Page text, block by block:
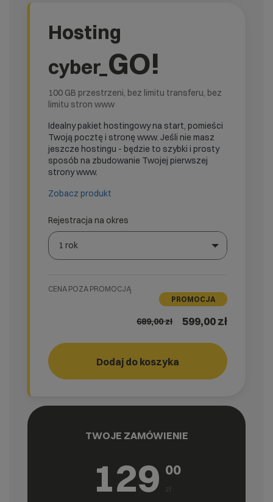
Hosting
cyber_ GO!
100 GB przestrzeni, bez limitu transferu, bez
limitu stron www
Idealny pakiet hostingowy na start, pomieści
Twoją pocztę i stronę www. Jeśli nie masz
jeszcze hostingu - będzie to szybki i prosty
sposób na zbudowanie Twojej pierwszej
strony www.
Zobacz produkt
Rejestracja na okres
1 rok
CENA POZA PROMOCJĄ
PROMOCJA
689,00zł 599,00 zł
Dodaj do koszyka GO!
TWOJE ZAMÓWIENIE
129 00
zł